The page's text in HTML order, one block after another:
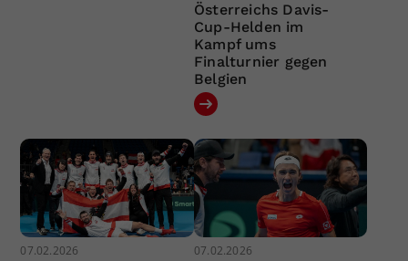
Österreichs Davis-
Cup-Helden im
Kampf ums
Finalturnier gegen
Belgien
07.02.2026 07.02.2026